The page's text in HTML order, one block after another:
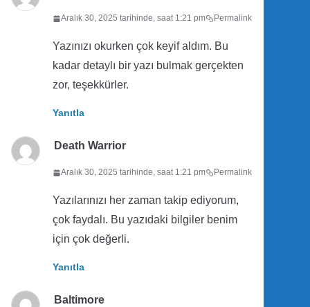
Aralık 30, 2025 tarihinde, saat 1:21 pm Permalink
Yazınızı okurken çok keyif aldım. Bu
kadar detaylı bir yazı bulmak gerçekten
zor, teşekkürler.
Yanıtla
Death Warrior
Aralık 30, 2025 tarihinde, saat 1:21 pm Permalink
Yazılarınızı her zaman takip ediyorum,
çok faydalı. Bu yazıdaki bilgiler benim
için çok değerli.
Yanıtla
Baltimore